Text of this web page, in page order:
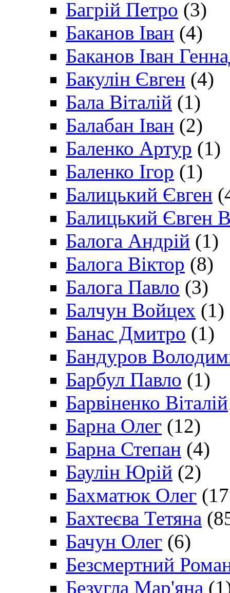
Багрій Петро (3)
Баканов Іван (4)
Баканов Іван
Бакулін Євген (4)
Бала Віталій (1)
Балабан Іван (2)
Баленко Артур (1)
Баленко Ігор (1)
Балицький Євген
Балицький Євген
Балога Андрій (1)
Балога Віктор (8)
Балога Павло (3)
Балчун Войцех (1)
Банас Дмитро (1)
Бандуров
Барбул Павло (1)
Барвіненко Віталій
Барна Олег (12)
Барна Степан (4)
Баулін Юрій (2)
Бахматюк Олег
Бахтеєва Тетяна
Бачун Олег (6)
Безсмертний
Безугла Мар'яна